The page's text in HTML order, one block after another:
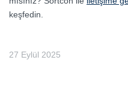
keşfedin.
27 Eylül 2025